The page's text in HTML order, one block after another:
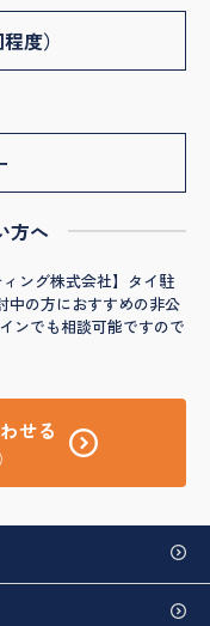
度）
方へ
ング株式会社】タイ駐
中の方におすすめの非公
ンでも相談可能ですので
せる